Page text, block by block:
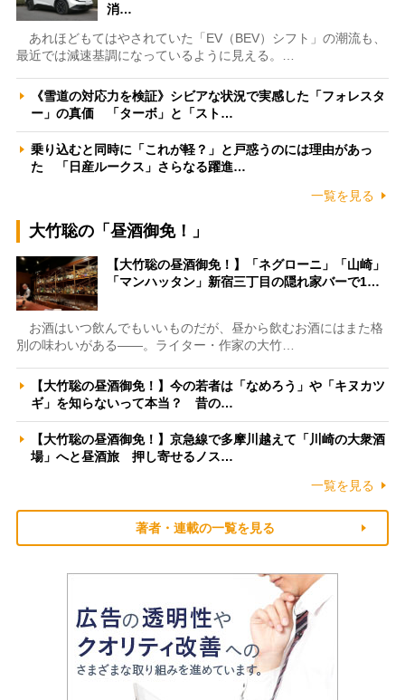
消…
あれほどもてはやされていた「EV（BEV）シフト」の潮流も、
最近では減速基調になっているように見える。…
《雪道の対応力を検証》シビアな状況で実感した「フォレスタ
ー」の真価 「ターボ」と「スト…
乗り込むと同時に「これが軽？」と戸惑うのには理由があっ
た 「日産ルークス」さらなる躍進…
一覧を見る
大竹聡の「昼酒御免！」
【大竹聡の昼酒御免！】「ネグローニ」「山崎」
「マンハッタン」新宿三丁目の隠れ家バーで1…
お酒はいつ飲んでもいいものだが、昼から飲むお酒にはまた格
別の味わいがある――。ライター・作家の大竹…
【大竹聡の昼酒御免！】今の若者は「なめろう」や「キヌカツ
ギ」を知らないって本当？ 昔の…
【大竹聡の昼酒御免！】京急線で多摩川越えて「川崎の大衆酒
場」へと昼酒旅 押し寄せるノス…
一覧を見る
著者・連載の一覧を見る